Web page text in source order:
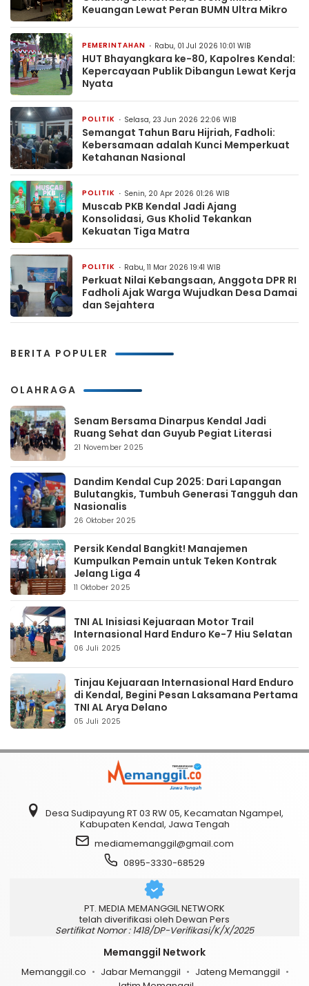
Keuangan Lewat Peran BUMN Ultra Mikro
PEMERINTAHAN Rabu, 01 Jul 2026 10:01 WIB
HUT Bhayangkara ke-80, Kapolres Kendal:
Kepercayaan Publik Dibangun Lewat Kerja
Nyata
POLITIK Selasa, 23 Jun 2026 22:06 WIB
Semangat Tahun Baru Hijriah, Fadholi:
Kebersamaan adalah Kunci Memperkuat
Ketahanan Nasional
POLITIK Senin, 20 Apr 2026 01:26 WIB
Muscab PKB Kendal Jadi Ajang
Konsolidasi, Gus Kholid Tekankan
Kekuatan Tiga Matra
POLITIK Rabu, 11 Mar 2026 19:41 WIB
Perkuat Nilai Kebangsaan, Anggota DPR RI
Fadholi Ajak Warga Wujudkan Desa Damai
dan Sejahtera
BERITA POPULER
OLAHRAGA
Senam Bersama Dinarpus Kendal Jadi
Ruang Sehat dan Guyub Pegiat Literasi
21 November 2025
Dandim Kendal Cup 2025: Dari Lapangan
Bulutangkis, Tumbuh Generasi Tangguh dan
Nasionalis
26 Oktober 2025
Persik Kendal Bangkit! Manajemen
Kumpulkan Pemain untuk Teken Kontrak
Jelang Liga 4
11 Oktober 2025
TNI AL Inisiasi Kejuaraan Motor Trail
Internasional Hard Enduro Ke-7 Hiu Selatan
06 Juli 2025
Tinjau Kejuaraan Internasional Hard Enduro
di Kendal, Begini Pesan Laksamana Pertama
TNI AL Arya Delano
05 Juli 2025
Desa Sudipayung RT 03 RW 05, Kecamatan Ngampel,
Kabupaten Kendal, Jawa Tengah
mediamemanggil@gmail.com
0895-3330-68529
PT. MEDIA MEMANGGIL NETWORK
telah diverifikasi oleh Dewan Pers
Sertifikat Nomor : 1418/DP-Verifikasi/K/X/2025
Memanggil Network
Memanggil.co Jabar Memanggil
Jateng Memanggil